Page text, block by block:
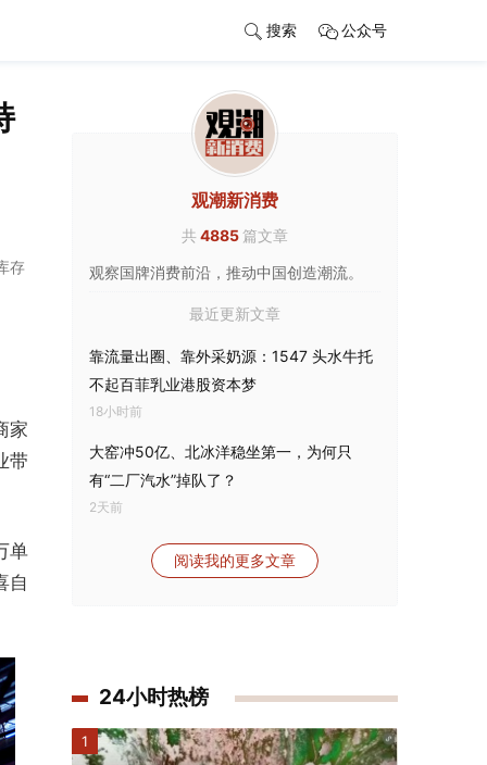
搜索 公众号
存
家
带
单
自
观潮新消费
共4885篇文章
观察国牌消费前沿，推动中国创造潮流。
最近更新文章
靠流量出圈、靠外采奶源：1547 头水牛托
不起百菲乳业港股资本梦
18小时前
大窑冲50亿、北冰洋稳坐第一，为何只
有“二厂汽水”掉队了？
2天前
阅读我的更多文章
24小时热榜
1